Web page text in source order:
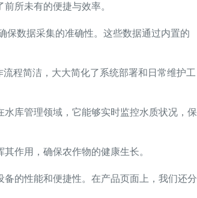
所未有的便捷与效率。
保数据采集的准确性。这些数据通过内置的
程简洁，大大简化了系统部署和日常维护工
库管理领域，它能够实时监控水质状况，保
作用，确保农作物的健康生长。
的性能和便捷性。在产品页面上，我们还分